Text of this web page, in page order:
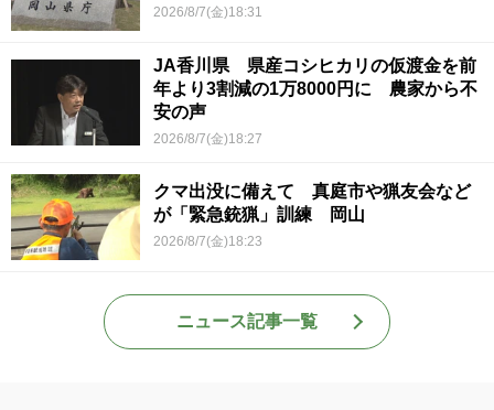
2026/8/7(金)18:31
JA香川県 県産コシヒカリの仮渡金を前
年より3割減の1万8000円に 農家から不
安の声
2026/8/7(金)18:27
クマ出没に備えて 真庭市や猟友会など
が「緊急銃猟」訓練 岡山
2026/8/7(金)18:23
ニュース記事一覧